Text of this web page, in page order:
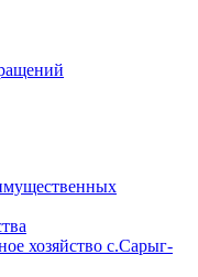
хозяйство с.Сарыг-